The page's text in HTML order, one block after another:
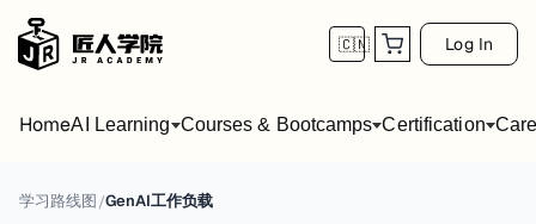
🇨🇳 Log In
HomeAI Learning Courses & Bootcamps Certification
学习路线图/GenAI工作负载